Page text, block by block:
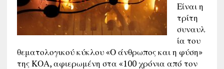
Είναι η
τρίτη
συναυλ
ία του
θεματολογικού κύκλου «Ο άνθρωπος και η φύση»
της ΚΟΑ, αφιερωμένη στα «100 χρόνια από τον